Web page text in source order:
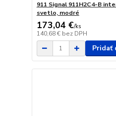
911 Signal 911H2C4-B
svetlo, modré
173,04 €/ks
140,68 € bez DPH
Pridať